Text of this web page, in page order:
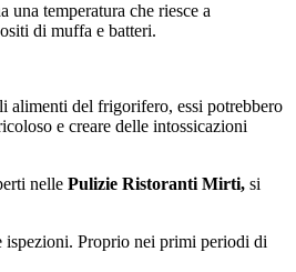
temperatura che riesce a
di muffa e batteri.
alimenti del frigorifero, essi potrebbero
e creare delle intossicazioni
nelle Pulizie Ristoranti Mirti, si
ispezioni. Proprio nei primi periodi di